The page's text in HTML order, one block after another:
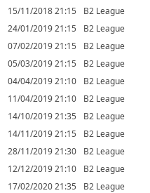
15/11/2018 21:15
B2 League
24/01/2019 21:15
B2 League
07/02/2019 21:15
B2 League
05/03/2019 21:15
B2 League
04/04/2019 21:10
B2 League
11/04/2019 21:10
B2 League
14/10/2019 21:35
B2 League
14/11/2019 21:15
B2 League
28/11/2019 21:30
B2 League
12/12/2019 21:10
B2 League
17/02/2020 21:35
B2 League